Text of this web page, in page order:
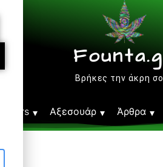
Βρήκες την άκρη
Αξεσουάρ Άρθρα